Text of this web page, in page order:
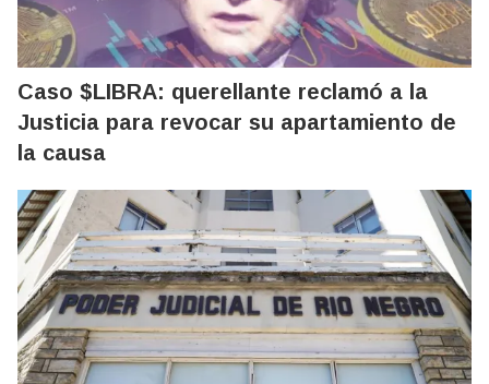
Caso $LIBRA: querellante reclamó a la
Justicia para revocar su apartamiento de
la causa